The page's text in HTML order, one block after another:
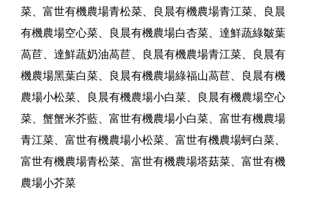
菜、富世有機農場青松菜、良晨有機農場青江菜、良晨
有機農場空心菜、良晨有機農場白杏菜、達鮮蔬綠皺葉
萵苣、達鮮蔬奶油萵苣、良晨有機農場青江菜、良晨有
機農場黑葉白菜、良晨有機農場綠福山萵苣、良晨有機
農場小松菜、良晨有機農場小白菜、良晨有機農場空心
菜、蟹蟹米芥藍、富世有機農場小白菜、富世有機農場
青江菜、富世有機農場小松菜、富世有機農場蚵白菜、
富世有機農場青松菜、富世有機農場塔菇菜、富世有機
農場小芥菜